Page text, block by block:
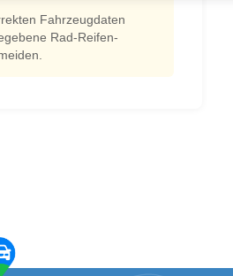
Fahrzeugdaten
Rad-Reifen-